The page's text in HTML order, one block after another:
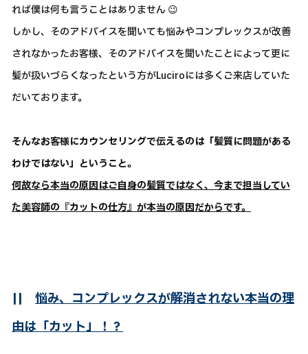
れば僕は何も言うことはありません 😉
しかし、そのアドバイスを聞いても悩みやコンプレックスが改善
されなかったお客様、そのアドバイスを聞いたことによって更に
髪が扱いづらくなったという方がLuciroには多くご来店していた
だいております。
そんなお客様にカウンセリングで伝えるのは「髪質に問題がある
わけではない」ということ。
何故なら本当の原因はご自身の髪質ではなく、今まで担当してい
た美容師の『カットの仕方』が本当の原因だからです。
|| 悩み、コンプレックスが解消されない本当の理
由は「カット」！？